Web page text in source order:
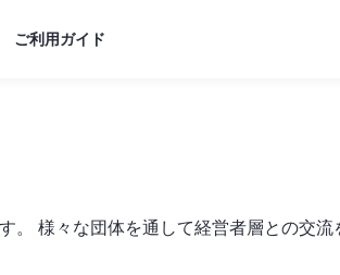
ご利用ガイド
。 様々な団体を通して経営者層との交